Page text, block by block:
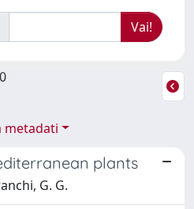
metadati
plants
G. G.